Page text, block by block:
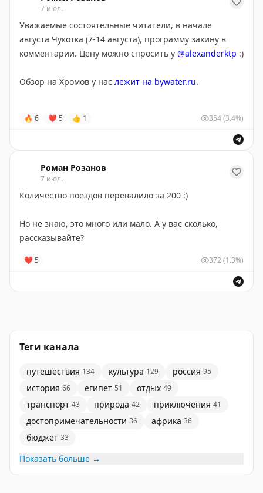
Везде продаётся донбасское пиво «Юзовское»,
вкусное.
Дроны летают почти ежедневно. Все уже привыкли,
7 июл.
Уважаемые состоятельные читатели, в начале
августа Чукотка (7-14 августа), программу закину в
комментарии. Цену можно спросить у @alexanderktp :)
Обзор на Хромов у нас лежит на bywater.ru.
🔥 6 ❤ 5 👍 1 354(3.4%)
Роман Розанов
7 июл.
Количество поездов перевалило за 200 :)
Но не знаю, это много или мало. А у вас сколько,
рассказывайте?
❤ 5 372 (1.3%)
Теги канала
путешествия 134 культура 129 россия 95
история 66 египет 51 отдых 49
транспорт 43 природа 42 приключения 41
достопримечательности 36 африка 36
бюджет 33
Показать больше →